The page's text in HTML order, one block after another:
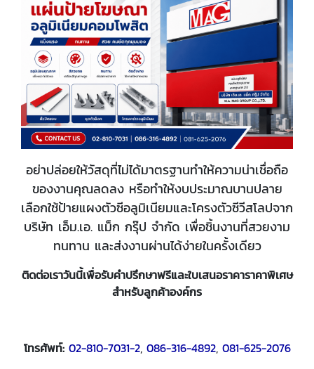
อย่าปล่อยให้วัสดุที่ไม่ได้มาตรฐานทำให้ความน่าเชื่อถือ
ของงานคุณลดลง หรือทำให้งบประมาณบานปลาย
เลือกใช้ป้ายแผงตัวซีอลูมิเนียมและโครงตัวซีวีสโลปจาก
บริษัท เอ็ม.เอ. แม็ก กรุ๊ป จำกัด เพื่อชิ้นงานที่สวยงาม
ทนทาน และส่งงานผ่านได้ง่ายในครั้งเดียว
ติดต่อเราวันนี้เพื่อรับคำปรึกษาฟรีและใบเสนอราคาราคาพิเศษ
สำหรับลูกค้าองค์กร
โทรศัพท์: 02-810-7031-2, 086-316-4892, 081-625-2076